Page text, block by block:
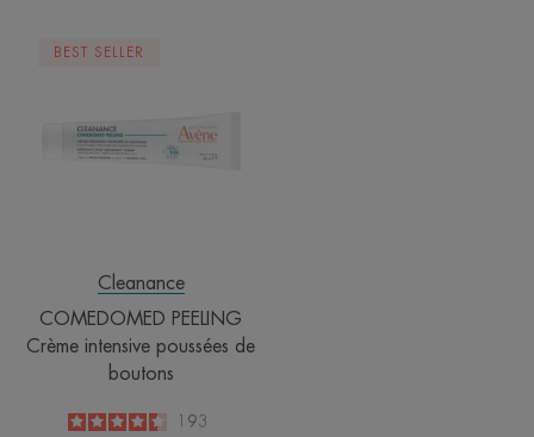
PEELING
poussées
BEST SELLER
Cleanance
COMEDOMED PEELING
Crème intensive poussées de
boutons
4.5
193